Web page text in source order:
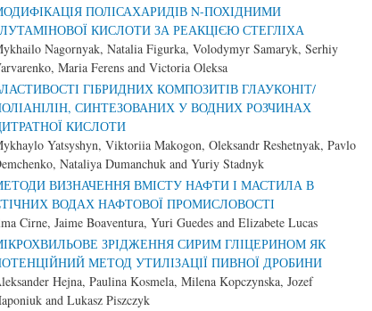
ПОЛІСАХАРИДІВ N-ПОХІДНИМИ
КИСЛОТИ ЗА РЕАКЦІЄЮ СТЕГЛІХА
Nagornyak, Natalia Figurka, Volodymyr Samaryk, Serhiy
Maria Ferens and Victoria Oleksa
ГІБРИДНИХ КОМПОЗИТІВ ГЛАУКОНІТ/
СИНТЕЗОВАНИХ У ВОДНИХ РОЗЧИНАХ
КИСЛОТИ
Yatsyshyn, Viktoriia Makogon, Oleksandr Reshetnyak, Pavlo
Nataliya Dumanchuk and Yuriy Stadnyk
ВИЗНАЧЕННЯ ВМІСТУ НАФТИ І МАСТИЛА В
ВОДАХ НАФТОВОЇ ПРОМИСЛОВОСТІ
Cirne, Jaime Boaventura, Yuri Guedes and Elizabete Lucas
ЗРІДЖЕННЯ СИРИМ ГЛІЦЕРИНОМ ЯК
МЕТОД УТИЛІЗАЦІЇ ПИВНОЇ ДРОБИНИ
Hejna, Paulina Kosmela, Milena Kopczynska, Jozef
and Lukasz Piszczyk